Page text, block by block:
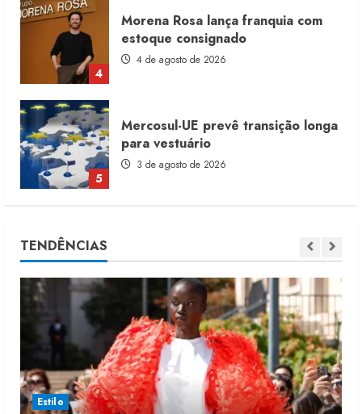
4
Morena Rosa lança franquia com
estoque consignado
4 de agosto de 2026
5
Mercosul-UE prevê transição longa
para vestuário
5 de agosto de 2026
2
Fakini prevê R$345 milhões de
receita em 2026
4 de agosto de 2026
TENDÊNCIAS
Estilo